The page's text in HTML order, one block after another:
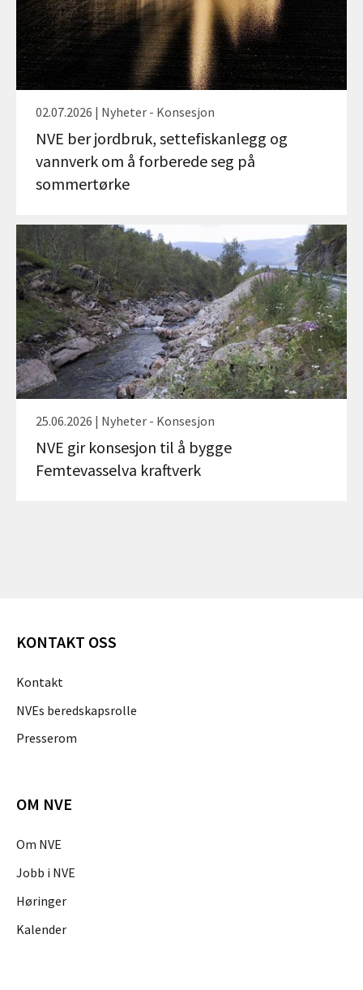
02.07.2026 | Nyheter - Konsesjon
NVE ber jordbruk, settefiskanlegg og
vannverk om å forberede seg på
sommertørke
25.06.2026 | Nyheter - Konsesjon
NVE gir konsesjon til å bygge
Femtevasselva kraftverk
KONTAKT OSS
Kontakt
NVEs beredskapsrolle
Presserom
OM NVE
Om NVE
Jobb i NVE
Høringer
Kalender